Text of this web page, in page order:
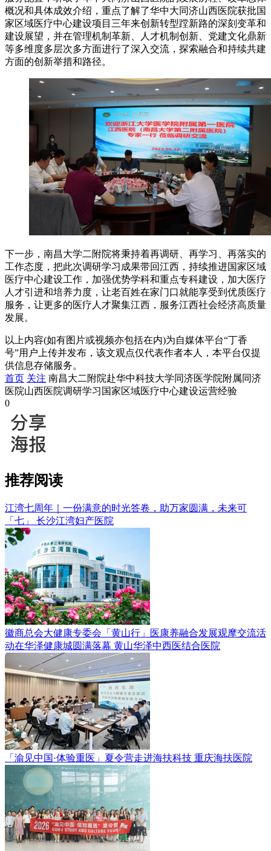
概况和具体成效介绍，重点了解了华中大同济山西医院获批国
家区域医疗中心建设项目三年来创新转型蹚新路的深刻变革和
建设展望，并在管理机制革新、人才机制创新、党建文化鼎新
等多维度多层次多方面进行了深入交流，探索融合和持续共建
方面的创新举措和路径。
下一步，南昌大学二附院将秉持着再调研、再学习、再落实的
工作态度，把此次调研学习成果带回江西，持续推进国家区域
医疗中心建设工作，加强优势学科和重点专科建设，加大医疗
人才引进和培养力度，让老百姓在家门口就能享受到优质医疗
服务，让更多的医疗人才聚集江西，服务江西社会经济高质量
发展。
以上内容(如有图片或视频亦包括在内)为自媒体平台“丁香
号”用户上传并发布，该文观点仅代表作者本人，本平台仅提
供信息存储服务。
首页 关注 南昌大二附院赴华中科技大学同济医学院附属同济
医院山西医院调研学习国家区域医疗中心建设运营经验
0
推荐阅读
江湾七周年｜一份满意的时光答卷，助万家圆满，未来可
「七」 长沙江湾妇产医院
徽商总会大健康专委会「黄山行」医康养融合发展观摩交流活
动在华泽健康城圆满落幕 黄山华泽中西医结合医院
「渝见中国·体验重医」夏令营走进海扶科技 重庆海扶医院